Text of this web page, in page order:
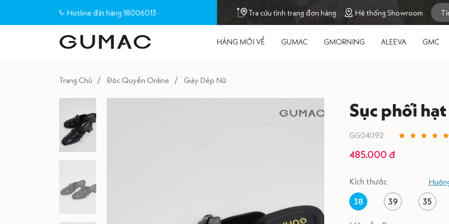
Hotline đặt hàng 18006013 Tra cứu tình trạng đơn hàng Hệ thống Showroom
HÀNG MỚI VỀ GUMAC GMORNING ALEEVA GMC
Trang Chủ Độc Quyền Online Giày Dép Nữ
Sục phối
GG04092
485.000 đ
Kích thước
38 39 35